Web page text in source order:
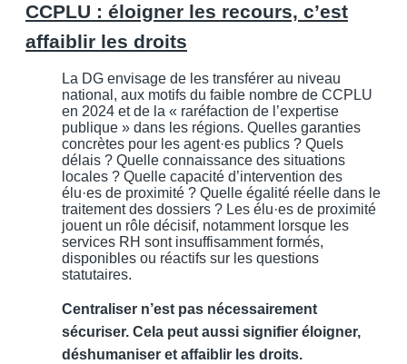
CCPLU : éloigner les recours, c’est
affaiblir les droits
La DG envisage de les transférer au niveau
national, aux motifs du faible nombre de CCPLU
en 2024 et de la « raréfaction de l’expertise
publique » dans les régions. Quelles garanties
concrètes pour les agent·es publics ? Quels
délais ? Quelle connaissance des situations
locales ? Quelle capacité d’intervention des
élu·es de proximité ? Quelle égalité réelle dans le
traitement des dossiers ? Les élu·es de proximité
jouent un rôle décisif, notamment lorsque les
services RH sont insuffisamment formés,
disponibles ou réactifs sur les questions
statutaires.
Centraliser n’est pas nécessairement
sécuriser. Cela peut aussi signifier éloigner,
déshumaniser et affaiblir les droits.